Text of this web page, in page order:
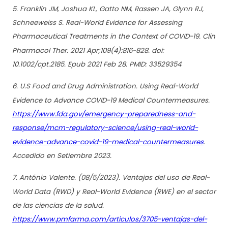
5. Franklin JM, Joshua KL, Gatto NM, Rassen JA, Glynn RJ,
Schneeweiss S. Real-World Evidence for Assessing
Pharmaceutical Treatments in the Context of COVID-19. Clin
Pharmacol Ther. 2021 Apr;109(4):816-828. doi:
10.1002/cpt.2185. Epub 2021 Feb 28. PMID: 33529354
6. U.S Food and Drug Administration. Using Real-World
Evidence to Advance COVID-19 Medical Countermeasures.
https://www.fda.gov/emergency-preparedness-and-
response/mcm-regulatory-science/using-real-world-
evidence-advance-covid-19-medical-countermeasures.
Accedido en Setiembre 2023.
7. António Valente. (08/5/2023). Ventajas del uso de Real-
World Data (RWD) y Real-World Evidence (RWE) en el sector
de las ciencias de la salud.
https://www.pmfarma.com/articulos/3705-ventajas-del-